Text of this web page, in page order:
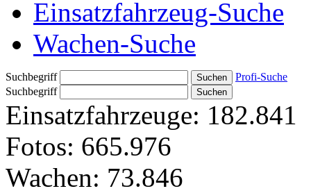
Einsatzfahrzeug-Suche
Wachen-Suche
Suchbegriff
Profi-Suche
Suchbegriff
Einsatzfahrzeuge: 182.841
Fotos: 665.976
Wachen: 73.846